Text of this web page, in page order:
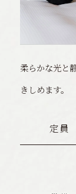
柔らかな光と
きしめます。
定員